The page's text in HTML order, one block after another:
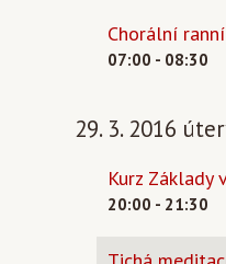
Chorální
07:00 - 08:30
29. 3. 2016
Kurz Základy
20:00 - 21:30